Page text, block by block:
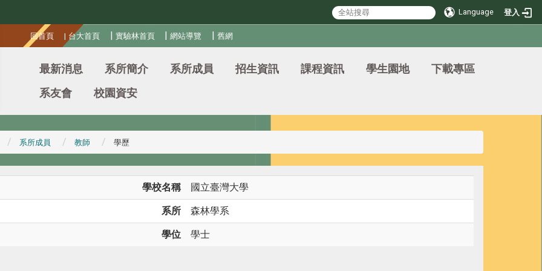
Language 登入
回首頁 | 台大首頁 | 實驗林首頁 |網站導覽 |舊網
最新消息 系所簡介 系所成員 招生資訊 課程資訊 學生園地
下載專區
系友會
校園資安
系所成員 教師 學歷
學校名稱 國立臺灣大學
系所 森林學系
學位 學士